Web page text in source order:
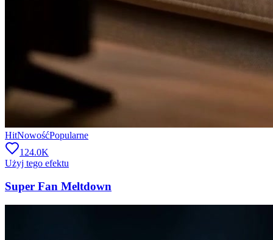
HitNowośćPopularne
124.0K
Użyj tego efektu
Super Fan Meltdown